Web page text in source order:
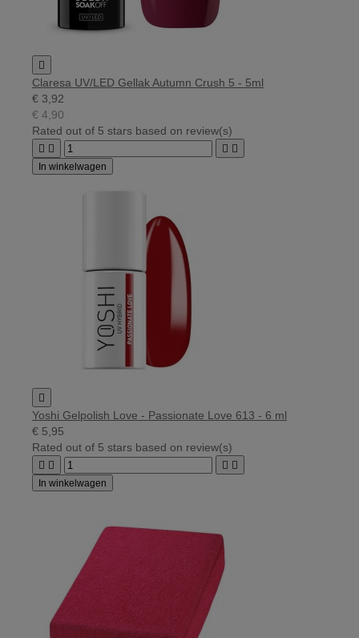

Claresa UV/LED Gellak Autumn Crush 5 - 5ml
€ 3,92
€ 4,90
Rated out of 5 stars based on review(s)
   
In winkelwagen

Yoshi Gelpolish Love - Passionate Love 613 - 6 ml
€ 5,95
Rated out of 5 stars based on review(s)
   
In winkelwagen